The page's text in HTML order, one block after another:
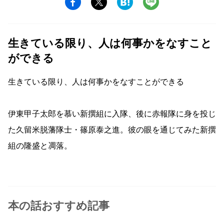
生きている限り、人は何事かをなすこと
ができる
生きている限り、人は何事かをなすことができる
伊東甲子太郎を慕い新撰組に入隊、後に赤報隊に身を投じ
た久留米脱藩隊士・篠原泰之進。彼の眼を通じてみた新撰
組の隆盛と凋落。
本の話おすすめ記事